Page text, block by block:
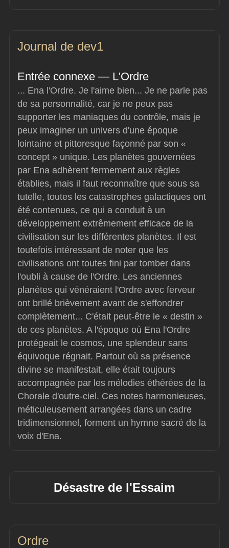
Journal de dev1
Entrée connexe — L'Ordre
... Ena l'Ordre. Je l'aime bien... Je ne parle pas
de sa personnalité, car je ne peux pas
supporter les maniaques du contrôle, mais je
peux imaginer un univers d'une époque
lointaine et pittoresque façonné par son «
concept » unique. Les planètes gouvernées
par Ena adhèrent fermement aux règles
établies, mais il faut reconnaître que sous sa
tutelle, toutes les catastrophes galactiques ont
été contenues, ce qui a conduit à un
développement extrêmement efficace de la
civilisation sur les différentes planètes. Il est
toutefois intéressant de noter que les
civilisations ont toutes fini par tomber dans
l'oubli à cause de l'Ordre. Les anciennes
planètes qui vénéraient l'Ordre avec ferveur
ont brillé brièvement avant de s'effondrer
complètement... C'était peut-être le « destin »
de ces planètes. A l'époque où Ena l'Ordre
protégeait le cosmos, une splendeur sans
équivoque régnait. Partout où sa présence
divine se manifestait, elle était toujours
accompagnée par les mélodies éthérées de la
Chorale d'outre-ciel. Ces notes harmonieuses,
méticuleusement arrangées dans un cadre
tridimensionnel, forment un hymne sacré de la
voix d'Ena.
Désastre de l'Essaim
Ordre